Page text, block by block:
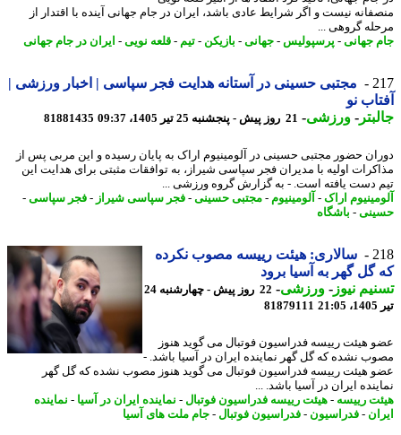
نیست و اگر شرایط عادی باشد، ایران در جام جهانی آینده با اقتدار از
گروهی ...
جهانی-پرسپولیس-جهانی-بازیکن -تیم -قلعه نویی-ایران در جام جهانی
مجتبی حسینی در آستانه هدایت فجر سپاسی | اخبار ورزشی |
نو
-ورزشی-21 روز پیش - پنجشنبه 25 تیر 1405، 09:37 81881435
حضور مجتبی حسینی در آلومینیوم اراک به پایان رسیده و این مربی پس از
اولیه با مدیران فجر سپاسی شیراز، به توافقات مثبتی برای هدایت این
دست یافته است. - به گزارش گروه ورزشی ...
اراک - آلومینیوم-مجتبی حسینی-فجر سپاسی شیراز- فجر سپاسی-
-باشگاه
سالاری: هیئت رییسه مصوب نکرده
گل گهر به آسیا برود
نیوز-ورزشی-
22 روز پیش - چهارشنبه 24
81879111
هیئت رییسه فدراسیون فوتبال می گوید هنوز
نشده که گل گهر نماینده ایران در آسیا باشد. -
هیئت رییسه فدراسیون فوتبال می گوید هنوز مصوب نشده که گل گهر
ایران در آسیا باشد. ...
رییسه-هیئت رییسه فدراسیون فوتبال-نماینده ایران در آسیا -نماینده
- فدراسیون-فدراسیون فوتبال-جام ملت های آسیا